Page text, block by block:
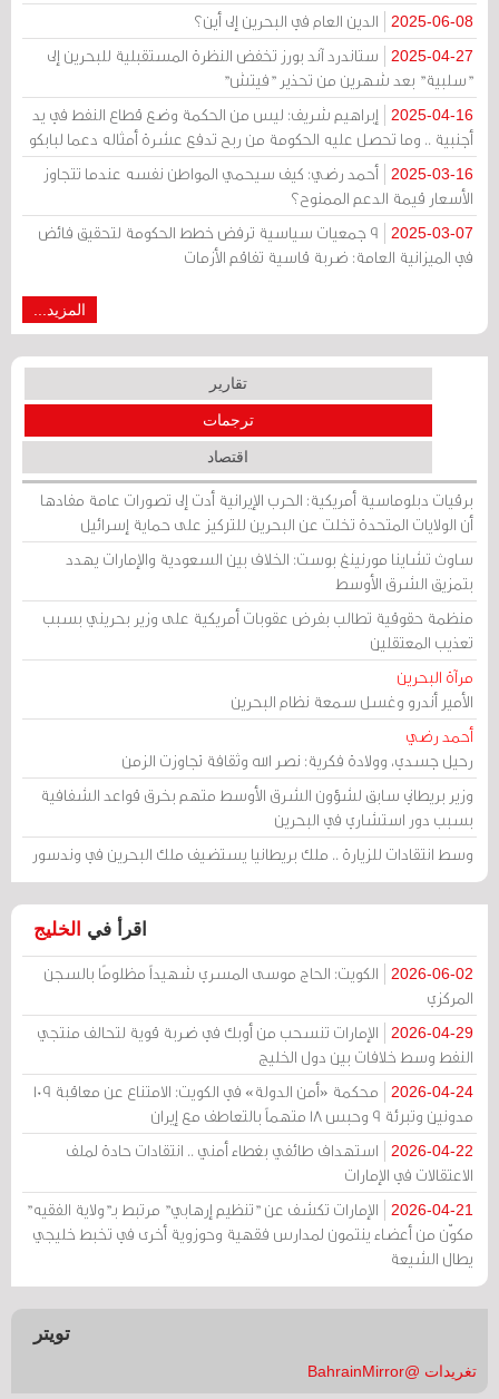
2025-06-08 الدين العام في البحرين إلى أين؟
2025-04-27
ستاندرد آند بورز تخفض النظرة المستقبلية للبحرين إلى
"سلبية" بعد شهرين من تحذير "فيتش"
2025-04-16
إبراهيم شريف: ليس من الحكمة وضع قطاع النفط في يد
أجنبية .. وما تحصل عليه الحكومة من ربح تدفع عشرة أمثاله دعما لبابكو
2025-03-16
أحمد رضي: كيف سيحمي المواطن نفسه عندما تتجاوز
الأسعار قيمة الدعم الممنوح؟
2025-03-07
9 جمعيات سياسية ترفض خطط الحكومة لتحقيق فائض
في الميزانية العامة: ضربة قاسية تفاقم الأزمات
المزيد...
تقارير
ترجمات
اقتصاد
برقيات دبلوماسية أمريكية: الحرب الإيرانية أدت إلى تصورات عامة مفادها
أن الولايات المتحدة تخلت عن البحرين للتركيز على حماية إسرائيل
ساوث تشاينا مورنينغ بوست: الخلاف بين السعودية والإمارات يهدد
بتمزيق الشرق الأوسط
منظمة حقوقية تطالب بفرض عقوبات أمريكية على وزير بحريني بسبب
تعذيب المعتقلين
مرآة البحرين
الأمير أندرو وغسل سمعة نظام البحرين
أحمد رضي
رحيل جسدي، وولادة فكرية: نصر الله وثقافة تجاوزت الزمن
وزير بريطاني سابق لشؤون الشرق الأوسط متهم بخرق قواعد الشفافية
بسبب دور استشاري في البحرين
وسط انتقادات للزيارة .. ملك بريطانيا يستضيف ملك البحرين في وندسور
اقرأ في الخليج
2026-06-02
الكويت: الحاج موسى المسري شهيداً مظلومًا بالسجن
المركزي
2026-04-29
الإمارات تنسحب من أوبك في ضربة قوية لتحالف منتجي
النفط وسط خلافات بين دول الخليج
2026-04-24
محكمة «أمن الدولة» في الكويت: الامتناع عن معاقبة 109
مدونين وتبرئة 9 وحبس 18 متهماً بالتعاطف مع إيران
2026-04-22
استهداف طائفي بغطاء أمني .. انتقادات حادة لملف
الاعتقالات في الإمارات
2026-04-21
الإمارات تكشف عن "تنظيم إرهابي" مرتبط بـ"ولاية الفقيه"
مكوّن من أعضاء ينتمون لمدارس فقهية وحوزوية أخرى في تخبط خليجي
يطال الشيعة
تويتر
تغريدات @BahrainMirror